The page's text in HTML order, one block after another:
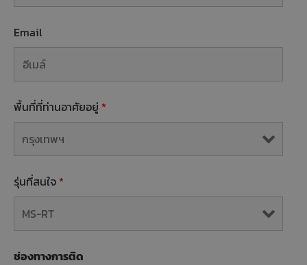
Email
พื้นที่ที่ท่านอาศัยอยู่ *
รุ่นที่สนใจ *
ช่องทางการติด